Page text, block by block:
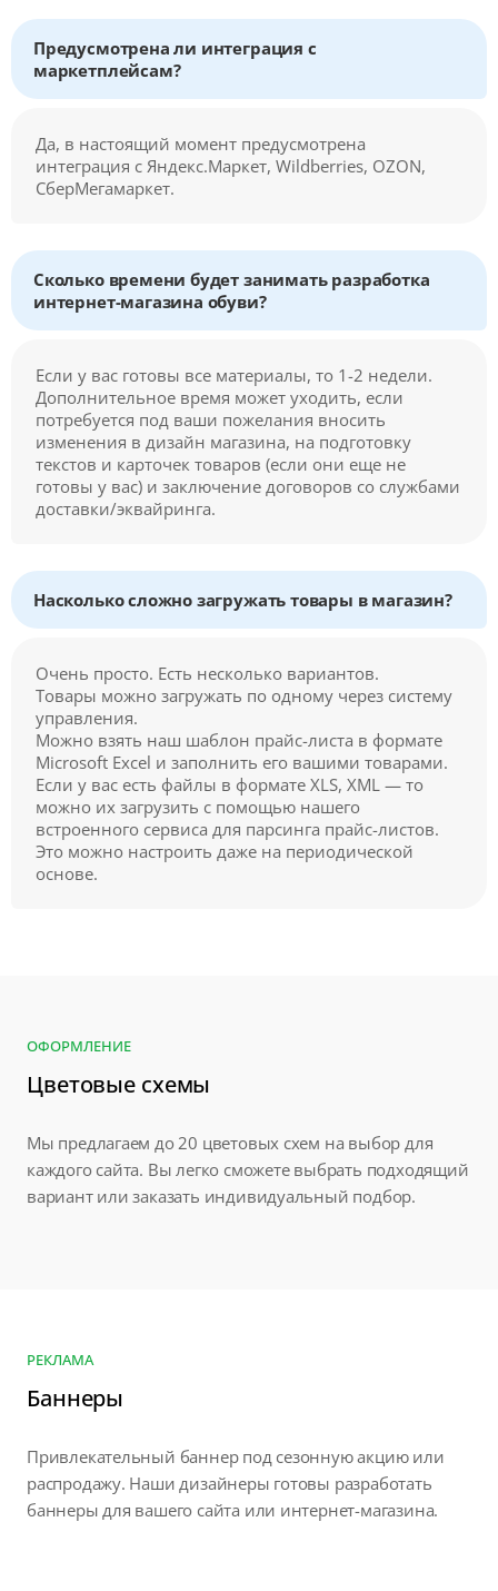
Предусмотрена ли интеграция с
маркетплейсам?
Да, в настоящий момент предусмотрена
интеграция с Яндекс.Маркет, Wildberries, OZON,
СберМегамаркет.
Сколько времени будет занимать разработка
интернет-магазина обуви?
Если у вас готовы все материалы, то 1-2 недели.
Дополнительное время может уходить, если
потребуется под ваши пожелания вносить
изменения в дизайн магазина, на подготовку
текстов и карточек товаров (если они еще не
готовы у вас) и заключение договоров со службами
доставки/эквайринга.
Насколько сложно загружать товары в магазин?
Очень просто. Есть несколько вариантов.
Товары можно загружать по одному через систему
управления.
Можно взять наш шаблон прайс-листа в формате
Microsoft Excel и заполнить его вашими товарами.
Если у вас есть файлы в формате XLS, XML — то
можно их загрузить с помощью нашего
встроенного сервиса для парсинга прайс-листов.
Это можно настроить даже на периодической
основе.
ОФОРМЛЕНИЕ
Цветовые схемы
Мы предлагаем до 20 цветовых схем на выбор для
каждого сайта. Вы легко сможете выбрать подходящий
вариант или заказать индивидуальный подбор.
РЕКЛАМА
Баннеры
Привлекательный баннер под сезонную акцию или
распродажу. Наши дизайнеры готовы разработать
баннеры для вашего сайта или интернет-магазина.